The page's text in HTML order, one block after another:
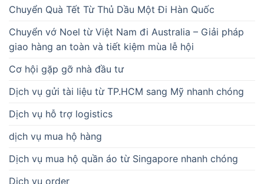
Chuyển Quà Tết Từ Thủ Dầu Một Đi Hàn Quốc
Chuyển vớ Noel từ Việt Nam đi Australia – Giải pháp
giao hàng an toàn và tiết kiệm mùa lễ hội
Cơ hội gặp gỡ nhà đầu tư
Dịch vụ gửi tài liệu từ TP.HCM sang Mỹ nhanh chóng
Dịch vụ hỗ trợ logistics
dịch vụ mua hộ hàng
Dịch vụ mua hộ quần áo từ Singapore nhanh chóng
Dịch vụ order